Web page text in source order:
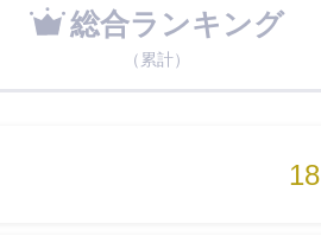
総合ランキング
（累計）
18